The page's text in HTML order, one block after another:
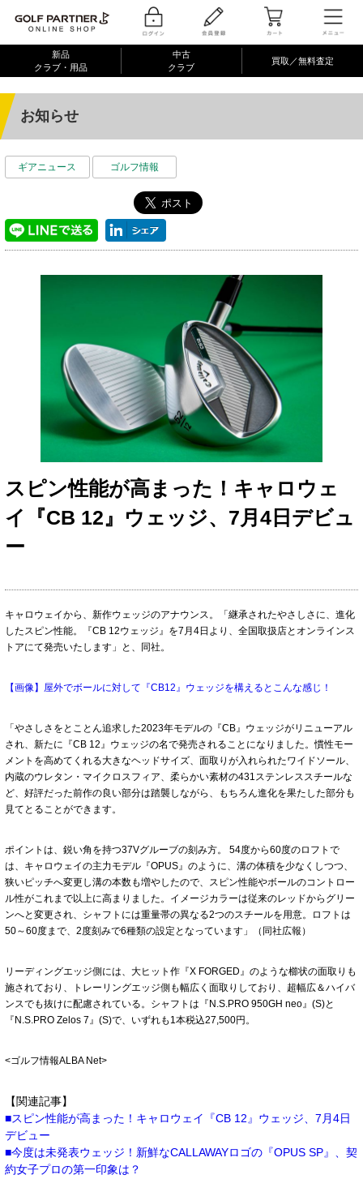
新品
クラブ・用品
中古
クラブ
買取／無料査定
お知らせ
ギアニュース ゴルフ情報
スピン性能が高まった！キャロウェ
イ『CB 12』ウェッジ、7月4日デビュ
ー
キャロウェイから、新作ウェッジのアナウンス。「継承されたやさしさに、進化
したスピン性能。『CB 12ウェッジ』を7月4日より、全国取扱店とオンラインス
トアにて発売いたします」と、同社。
【画像】屋外でボールに対して『CB12』ウェッジを構えるとこんな感じ！
「やさしさをとことん追求した2023年モデルの『CB』ウェッジがリニューアル
され、新たに『CB 12』ウェッジの名で発売されることになりました。慣性モー
メントを高めてくれる大きなヘッドサイズ、面取りが入れられたワイドソール、
内蔵のウレタン・マイクロスフィア、柔らかい素材の431ステンレススチールな
ど、好評だった前作の良い部分は踏襲しながら、もちろん進化を果たした部分も
見てとることができます。
ポイントは、鋭い角を持つ37Vグルーブの刻み方。 54度から60度のロフトで
は、キャロウェイの主力モデル『OPUS』のように、溝の体積を少なくしつつ、
狭いピッチへ変更し溝の本数も増やしたので、スピン性能やボールのコントロー
ル性がこれまで以上に高まりました。イメージカラーは従来のレッドからグリー
ンへと変更され、シャフトには重量帯の異なる2つのスチールを用意。ロフトは
50～60度まで、2度刻みで6種類の設定となっています」（同社広報）
リーディングエッジ側には、大ヒット作『X FORGED』のような櫛状の面取りも
施されており、トレーリングエッジ側も幅広く面取りしており、超幅広＆ハイバ
ンスでも抜けに配慮されている。シャフトは『N.S.PRO 950GH neo』(S)と
『N.S.PRO Zelos 7』(S)で、いずれも1本税込27,500円。
<ゴルフ情報ALBA Net>
【関連記事】
スピン性能が高まった！キャロウェイ『CB 12』ウェッジ、7月4日
デビュー
今度は未発表ウェッジ！新鮮なCALLAWAYロゴの『OPUS SP』、契
約女子プロの第一印象は？